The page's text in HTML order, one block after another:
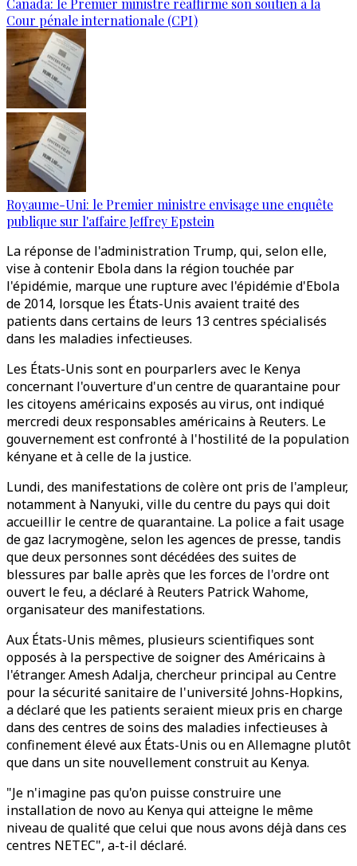
Canada: le Premier ministre réaffirme son soutien à la
Cour pénale internationale (CPI)
Royaume-Uni: le Premier ministre envisage une enquête
publique sur l'affaire Jeffrey Epstein
La réponse de l'administration Trump, qui, selon elle,
vise à contenir Ebola dans la région touchée par
l'épidémie, marque une rupture avec l'épidémie d'Ebola
de 2014, lorsque les États-Unis avaient traité des
patients dans certains de leurs 13 centres spécialisés
dans les maladies infectieuses.
Les États-Unis sont en pourparlers avec le Kenya
concernant l'ouverture d'un centre de quarantaine pour
les citoyens américains exposés au virus, ont indiqué
mercredi deux responsables américains à Reuters. Le
gouvernement est confronté à l'hostilité de la population
kényane et à celle de la justice.
Lundi, des manifestations de colère ont pris de l'ampleur,
notamment à Nanyuki, ville du centre du pays qui doit
accueillir le centre de quarantaine. La police a fait usage
de gaz lacrymogène, selon les agences de presse, tandis
que deux personnes sont décédées des suites de
blessures par balle après que les forces de l'ordre ont
ouvert le feu, a déclaré à Reuters Patrick Wahome,
organisateur des manifestations.
Aux États-Unis mêmes, plusieurs scientifiques sont
opposés à la perspective de soigner des Américains à
l'étranger. Amesh Adalja, chercheur principal au Centre
pour la sécurité sanitaire de l'université Johns-Hopkins,
a déclaré que les patients seraient mieux pris en charge
dans des centres de soins des maladies infectieuses à
confinement élevé aux États-Unis ou en Allemagne plutôt
que dans un site nouvellement construit au Kenya.
"Je n'imagine pas qu'on puisse construire une
installation de novo au Kenya qui atteigne le même
niveau de qualité que celui que nous avons déjà dans ces
centres NETEC", a-t-il déclaré.